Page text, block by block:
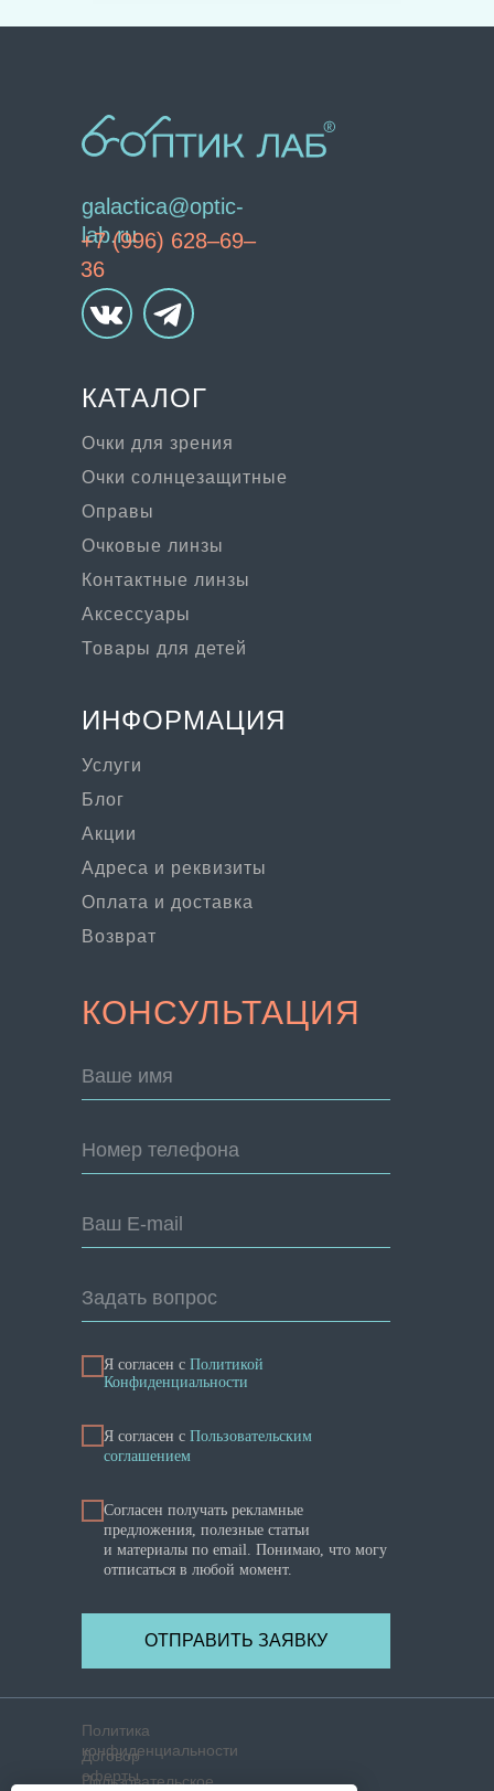
galactica@optic-
lab.ru
Очки для зрения
Очки солнцезащитные
Очковые линзы
Оправы
Контактные линзы
Аксессуары
Товары для детей
+7 (996) 628–69–
36
ИНФОРМАЦИЯ
Услуги
КАТАЛОГ
Адреса и реквизиты
КОНСУЛЬТАЦИЯ
Ваше имя
Номер телефона
Ваш E-mail
Задать вопрос
Я согласен с Политикой
Конфиденциальности
Я cогласен с Пользовательским
соглашением
Согласен получать рекламные
предложения, полезные статьи
и материалы по email. Понимаю, что могу
отписаться в любой момент.
ОТПРАВИТЬ ЗАЯВКУ
Оплата и доставка
Политика
конфиденциальности
Пользовательское
Договор
оферты
Возврат
Блог
Акции